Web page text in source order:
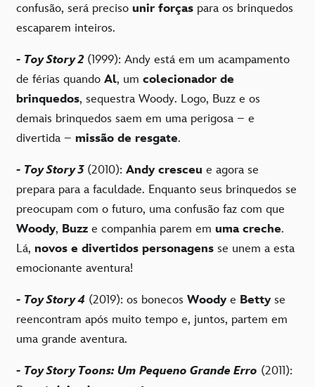
confusão, será preciso unir forças para os brinquedos
escaparem inteiros.
- Toy Story 2(1999): Andy está em um acampamento
de férias quando Al, um colecionador de
brinquedos, sequestra Woody. Logo, Buzz e os
demais brinquedos saem em uma perigosa – e
divertida – missão de resgate.
- Toy Story 3(2010): Andy cresceu e agora se
prepara para a faculdade. Enquanto seus brinquedos se
preocupam com o futuro, uma confusão faz com que
Woody, Buzz e companhia parem em uma creche.
Lá, novos e divertidos personagens se unem a esta
emocionante aventura!
- Toy Story 4 (2019): os bonecos Woody e Betty se
reencontram após muito tempo e, juntos, partem em
uma grande aventura.
- Toy Story Toons: Um Pequeno Grande Erro (2011):